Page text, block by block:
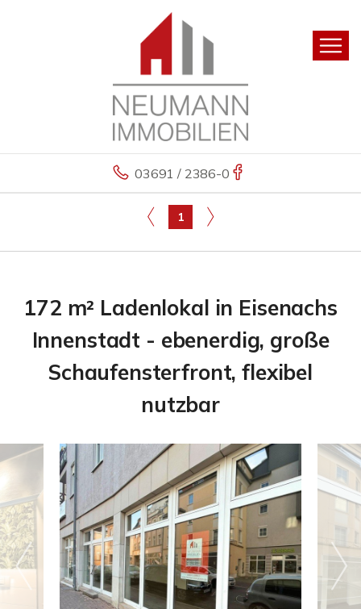
03691 / 2386-0
1
172 m² Ladenlokal in Eisenachs
Innenstadt - ebenerdig, große
Schaufensterfront, flexibel
nutzbar